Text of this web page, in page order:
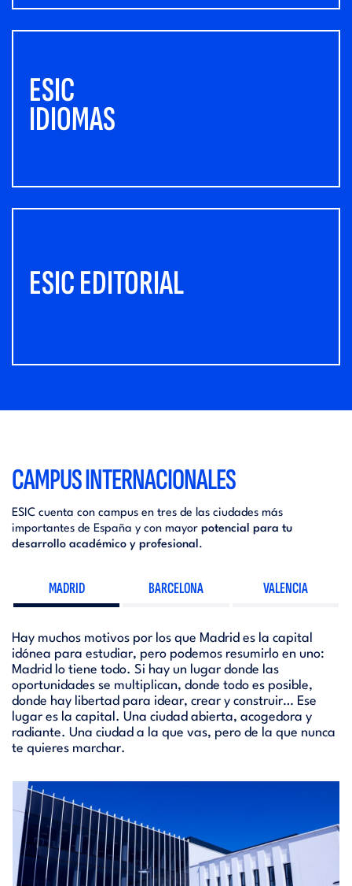
ESIC
IDIOMAS
ESIC EDITORIAL
CAMPUS INTERNACIONALES
ESIC cuenta con campus en tres de las ciudades más
importantes de España y con mayor potencial para tu
desarrollo académico y profesional .
MADRID BARCELONA VALENCIA
Hay muchos motivos por los que Madrid es la capital
idónea para estudiar, pero podemos resumirlo en uno:
Madrid lo tiene todo. Si hay un lugar donde las
oportunidades se multiplican, donde todo es posible,
donde hay libertad para idear, crear y construir… Ese
lugar es la capital. Una ciudad abierta, acogedora y
radiante. Una ciudad a la que vas, pero de la que nunca
te quieres marchar.